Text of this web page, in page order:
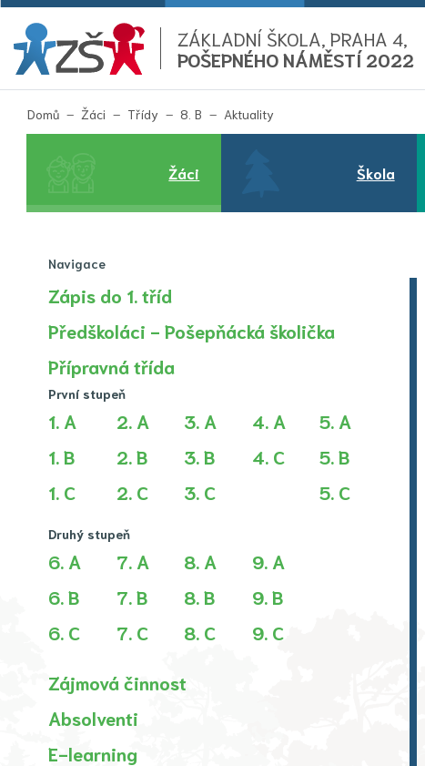
ZÁKLADNÍ ŠKOLA, PRAHA 4,
POŠEPNÉHO NÁMĚSTÍ 2022
Domů Žáci Třídy 8. B Aktuality
Žáci Škola
Navigace
Zápis do 1. tříd
Předškoláci - Pošepňácká školička
Přípravná třída
První stupeň
1. A
1. B
1. C
2. A
2. B
2. C
3. A
3. B
3. C
4. A
4. C
5. A
5. B
5. C
Druhý stupeň
6. A
6. B
6. C
7. A
7. B
7. C
8. A
8. B
8. C
9. A
9. B
9. C
Zájmová činnost
Absolventi
E-learning